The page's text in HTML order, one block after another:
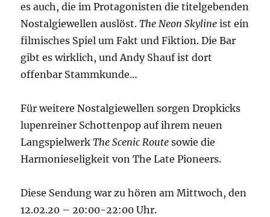
es auch, die im Protagonisten die titelgebenden
Nostalgiewellen auslöst.The Neon Skyline ist ein
filmisches Spiel um Fakt und Fiktion. Die Bar
gibt es wirklich, und Andy Shauf ist dort
offenbar Stammkunde…
Für weitere Nostalgiewellen sorgen Dropkicks
lupenreiner Schottenpop auf ihrem neuen
LangspielwerkThe Scenic Route sowie die
Harmonieseligkeit von The Late Pioneers.
Diese Sendung war zu hören am Mittwoch, den
12.02.20 – 20:00-22:00 Uhr.